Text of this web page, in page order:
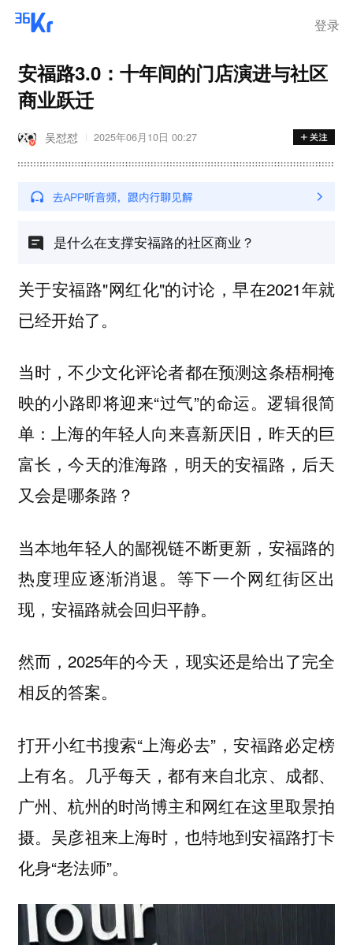
登录
安福路3.0：十年间的门店演进与社区
商业跃迁
吴怼怼 2025年06月10日 00:27
是什么在支撑安福路的社区商业？
关于安福路"网红化"的讨论，早在2021年就
已经开始了。
当时，不少文化评论者都在预测这条梧桐掩
映的小路即将迎来“过气”的命运。逻辑很简
单：上海的年轻人向来喜新厌旧，昨天的巨
富长，今天的淮海路，明天的安福路，后天
又会是哪条路？
当本地年轻人的鄙视链不断更新，安福路的
热度理应逐渐消退。等下一个网红街区出
现，安福路就会回归平静。
然而，2025年的今天，现实还是给出了完全
相反的答案。
打开小红书搜索“上海必去”，安福路必定榜
上有名。几乎每天，都有来自北京、成都、
广州、杭州的时尚博主和网红在这里取景拍
摄。吴彦祖来上海时，也特地到安福路打卡
化身“老法师”。